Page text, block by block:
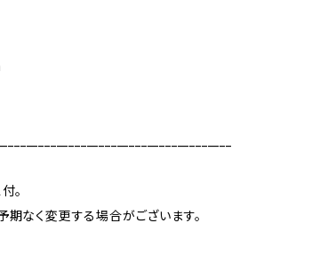
。
なく変更する場合がございます。